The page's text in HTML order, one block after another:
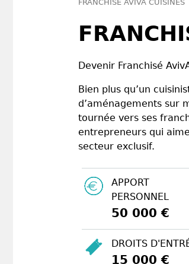
FRANCHISE AVIVA CUISINES
Devenir Franchisé
Bien plus qu’un
d’aménagements sur
tournée vers ses
entrepreneurs qui
secteur exclusif.
APPORT
PERSONNEL
50 000 €
DROITS
15 000 €